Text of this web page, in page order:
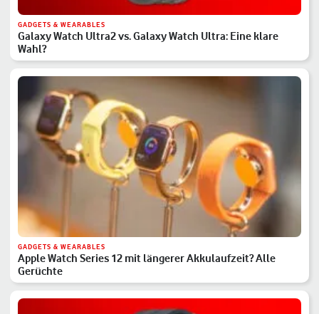
GADGETS & WEARABLES
Galaxy Watch Ultra2 vs. Galaxy Watch Ultra: Eine klare
Wahl?
GADGETS & WEARABLES
Apple Watch Series 12 mit längerer Akkulaufzeit? Alle
Gerüchte